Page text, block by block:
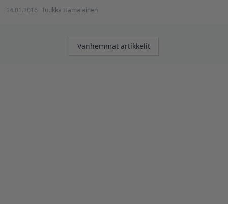
14.01.2016 Tuukka Hämäläinen
Artikkelien
Vanhemmat artikkelit